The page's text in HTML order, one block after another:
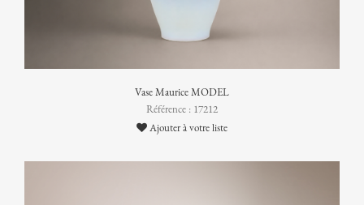
Vase Maurice MODEL
Référence : 17212
Ajouter à votre liste